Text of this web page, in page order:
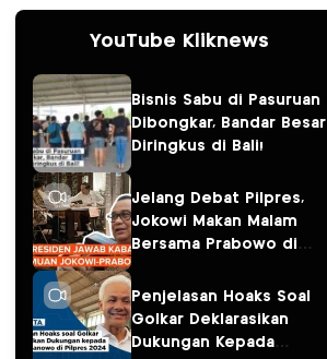
YouTube Kliknews
Bisnis Sabu di Pasuruan
Dibongkar, Bandar Besar
Diringkus di Bali!
Jelang Debat Pilpres,
Jokowi Makan Malam
Bersama Prabowo di
Penjelasan Hoaks Soal
Golkar Deklarasikan
Dukungan Kepada